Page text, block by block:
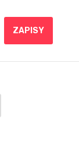
ZAPISY